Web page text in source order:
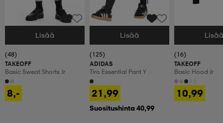
Valitse Koko
Lisää
(48)
TAKEOFF
Basic Sweat Shorts Jr
8,-
Valitse Koko
Lisää
(125)
ADIDAS
Tiro Essential Pant Y
21,99
Suositushinta 40,99
Valitse Koko
(16)
TAKEOFF
Basic Hood Jr
10,99